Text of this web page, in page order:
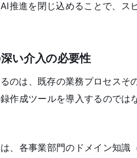
推進を閉じ込めることで、
い介入の必要性
のは、既存の業務プロセス
作成ツールを導入するので
、各事業部門のドメイン知識